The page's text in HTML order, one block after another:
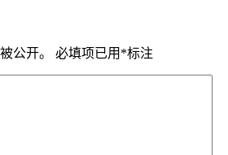
公开。 必填项已用 *标注